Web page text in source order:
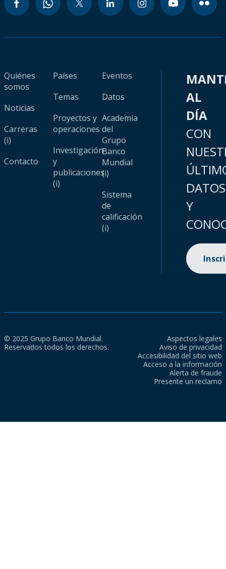
Quiénes
somos
Noticias
Carreras
(i)
Contacto
Países
Temas
Proyectos y
operaciones
Investigación
y
publicaciones
(i)
Eventos
Datos
Academia
del
Grupo
Banco
Mundial
(i)
Sistema
de
calificación
(i)
AL
DÍA
CON
DATOS
Y
© 2025 Grupo Banco Mundial.
Reservados todos los derechos.
Aspectos legales
Aviso de privacidad
Accesibilidad del sitio web
Acceso a la información
Alerta de fraude
Presente un reclamo